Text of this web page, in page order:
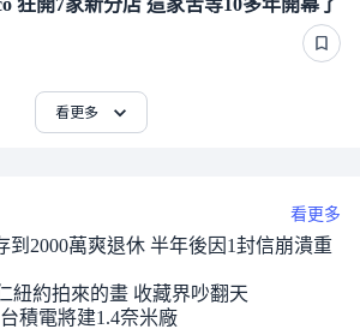
狂開7家新分店 這家苦等10多年開幕了
看更多
看更多
到2000萬爽退休 半年後因1封信崩潰重
紐約拍來的畫 收藏界吵翻天
積電將建1.4奈米廠